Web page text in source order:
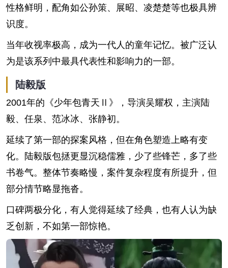
性格鲜明，配角如公孙策、展昭、凌楚楚等也极具辨
识度。
当年收视率极高，成为一代人的童年记忆。被广泛认
为是该系列中最具代表性和影响力的一部。
陆毅版
2001年的《少年包青天Ⅱ》，导演吴耀权，主演陆
毅、任泉、范冰冰、张静初。
延续了第一部的探案风格，但在角色塑造上略有变
化。陆毅版包拯更显沉稳儒雅，少了些锋芒，多了些
书卷气。整体节奏略慢，案件复杂程度有所提升，但
部分情节略显拖沓。
口碑两极分化，有人觉得延续了经典，也有人认为缺
乏创新，不如第一部惊艳。